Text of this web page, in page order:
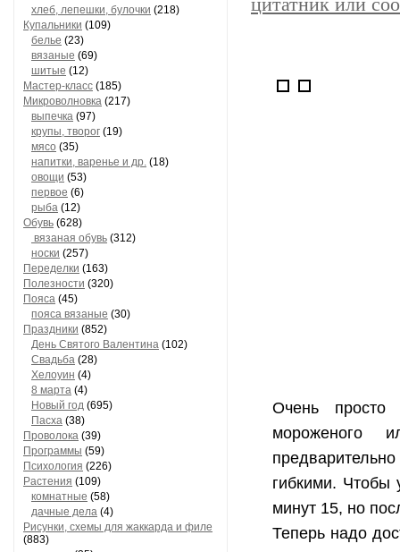
хлеб, лепешки, булочки (218)
Купальники (109)
белье (23)
вязаные (69)
шитые (12)
Мастер-класс (185)
Микроволновка (217)
выпечка (97)
крупы, творог (19)
мясо (35)
напитки, варенье и др. (18)
овощи (53)
первое (6)
рыба (12)
Обувь (628)
вязаная обувь (312)
носки (257)
Переделки (163)
Полезности (320)
Пояса (45)
пояса вязаные (30)
Праздники (852)
День Святого Валентина (102)
Свадьба (28)
Хелоуин (4)
8 марта (4)
Новый год (695)
Пасха (38)
Проволока (39)
Программы (59)
Психология (226)
Растения (109)
комнатные (58)
дачные дела (4)
Рисунки, схемы для жаккарда и филе
(883)
цитатник или
Очень просто
мороженого
гибкими. Чтобы
минут 15, но
Теперь надо